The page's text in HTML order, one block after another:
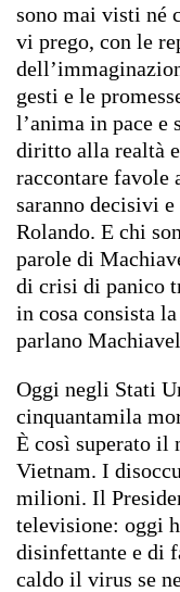
sono mai visti né
vi prego, con le
gesti e le
l’anima in pace e
diritto alla realtà
raccontare favole
saranno decisivi
Rolando. E chi
parole di
di crisi di panico
in cosa consista
parlano
Oggi negli Stati
cinquantamila
È così superato il
Vietnam. I
milioni. Il
televisione: oggi
disinfettante e di
caldo il virus se